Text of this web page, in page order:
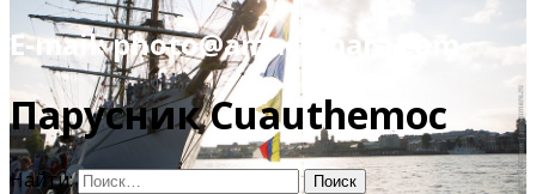
E-mail: photo@amacumara.com
Парусник Cuauthemoc
Найти: